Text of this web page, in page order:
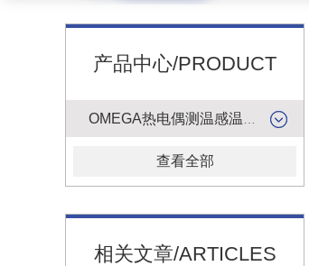
产品中心/PRODUCT
查看全部
相关文章/ARTICLES